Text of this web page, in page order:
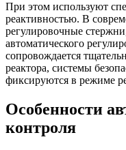
При этом используют
реактивностью. В
регулировочные
автоматического
сопровождается
реактора, системы
фиксируются в режиме
Особенности
контроля